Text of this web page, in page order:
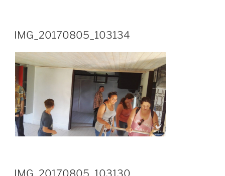
IMG_20170805_103134
IMG_20170805_103130